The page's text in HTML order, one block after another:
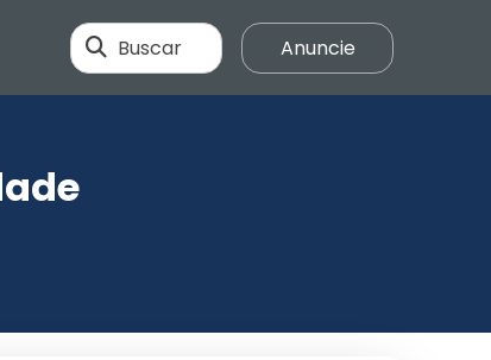
Buscar Anuncie